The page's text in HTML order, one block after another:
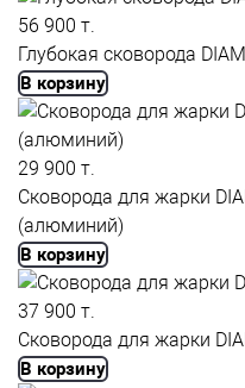
56 900 т.
Глубокая сковорода
В корзину
29 900 т.
Сковорода для жарки
(алюминий)
В корзину
37 900 т.
Сковорода для жарки
В корзину